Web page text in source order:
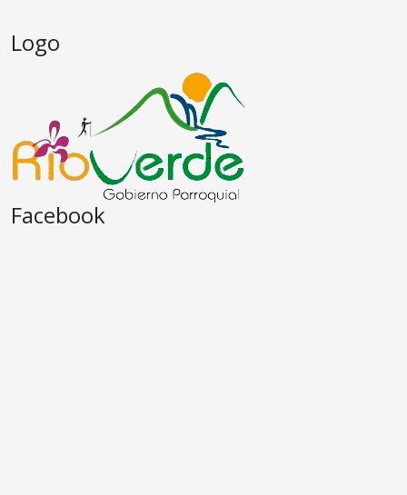
Logo
Facebook